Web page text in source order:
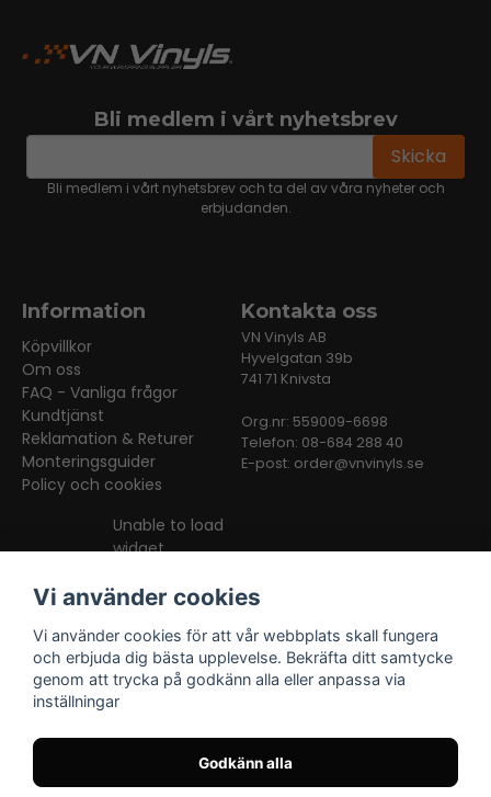
Bli medlem i vårt nyhetsbrev
email Skicka
Bli medlem i vårt nyhetsbrev och ta del av våra nyheter och
erbjudanden.
Information
Köpvillkor
Om oss
FAQ - Vanliga frågor
Kundtjänst
Reklamation & Returer
Monteringsguider
Policy och cookies
Kontakta oss
VN Vinyls AB
Hyvelgatan 39b
741 71 Knivsta
Org.nr: 559009-6698
Telefon: 08-684 288 40
E-post: order@vnvinyls.se
Unable to load
widget
Vi använder cookies
Vi använder cookies för att vår webbplats skall fungera
och erbjuda dig bästa upplevelse. Bekräfta ditt samtycke
genom att trycka på godkänn alla eller anpassa via
inställningar
Godkänn alla